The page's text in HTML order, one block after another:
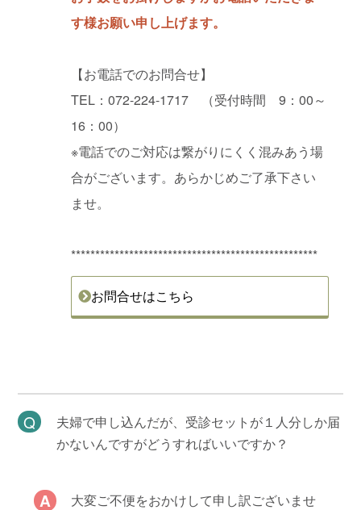
す様お願い申し上げます。
【お電話でのお問合せ】
TEL：072-224-1717 （受付時間 9：00～
16：00）
※電話でのご対応は繋がりにくく混みあう場
合がございます。あらかじめご了承下さい
ませ。
***************************************************
お問合せはこちら
夫婦で申し込んだが、受診セットが１人分しか届
かないんですがどうすればいいですか？
大変ご不便をおかけして申し訳ございませ